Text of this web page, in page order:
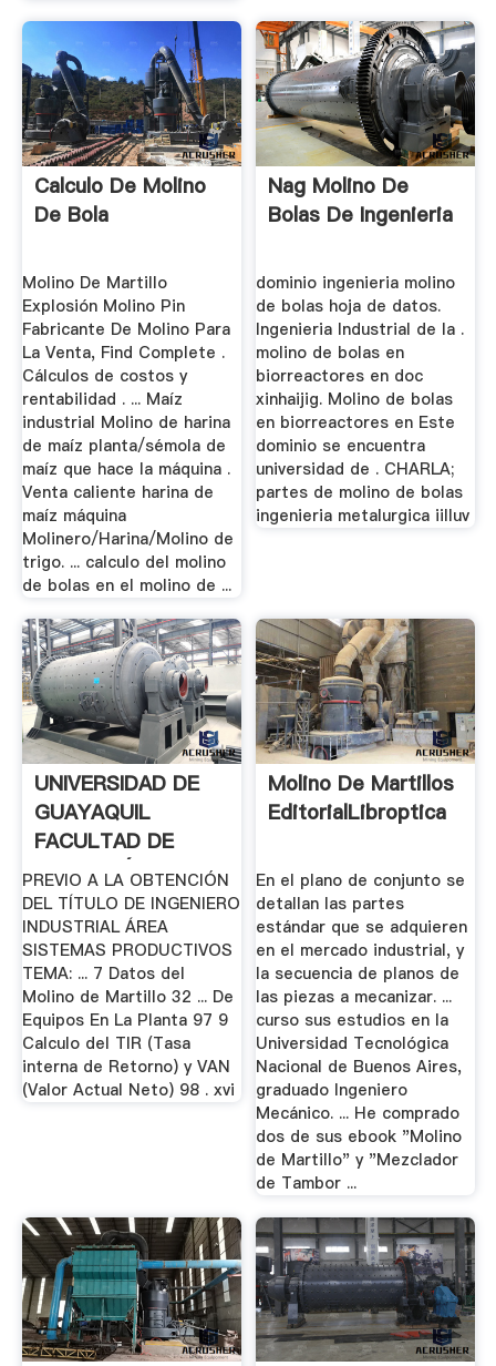
Calculo De Molino
De Bola
Molino De Martillo
Explosión Molino Pin
Fabricante De Molino Para
La Venta, Find Complete .
Cálculos de costos y
rentabilidad . ... Maíz
industrial Molino de harina
de maíz planta/sémola de
maíz que hace la máquina .
Venta caliente harina de
maíz máquina
Molinero/Harina/Molino de
trigo. ... calculo del molino
de bolas en el molino de ...
Nag Molino De
Bolas De Ingenieria
dominio ingenieria molino
de bolas hoja de datos.
Ingenieria Industrial de la .
molino de bolas en
biorreactores en doc
xinhaijig. Molino de bolas
en biorreactores en Este
dominio se encuentra
universidad de . CHARLA;
partes de molino de bolas
ingenieria metalurgica iilluv
UNIVERSIDAD DE
GUAYAQUIL
FACULTAD DE
INGENIERÍA .
PREVIO A LA OBTENCIÓN
DEL TÍTULO DE INGENIERO
INDUSTRIAL ÁREA
SISTEMAS PRODUCTIVOS
TEMA: ... 7 Datos del
Molino de Martillo 32 ... De
Equipos En La Planta 97 9
Calculo del TIR (Tasa
interna de Retorno) y VAN
(Valor Actual Neto) 98 . xvi
Molino De Martillos
EditorialLibroptica
En el plano de conjunto se
detallan las partes
estándar que se adquieren
en el mercado industrial, y
la secuencia de planos de
las piezas a mecanizar. ...
curso sus estudios en la
Universidad Tecnológica
Nacional de Buenos Aires,
graduado Ingeniero
Mecánico. ... He comprado
dos de sus ebook "Molino
de Martillo" y "Mezclador
de Tambor ...